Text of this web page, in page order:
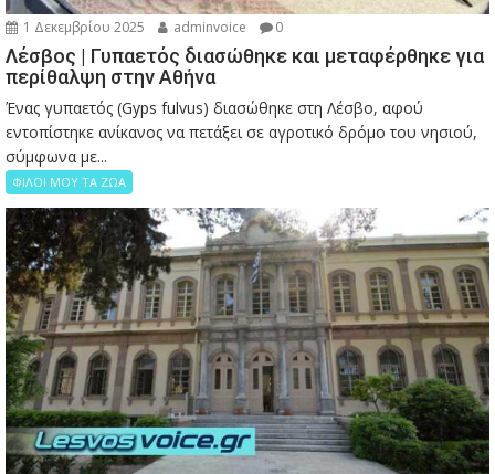
1 Δεκεμβρίου 2025 adminvoice 0
Λέσβος | Γυπαετός διασώθηκε και μεταφέρθηκε για
περίθαλψη στην Αθήνα
Ένας γυπαετός (Gyps fulvus) διασώθηκε στη Λέσβο, αφού
εντοπίστηκε ανίκανος να πετάξει σε αγροτικό δρόμο του νησιού,
σύμφωνα με...
ΦΙΛΟΙ ΜΟΥ ΤΑ ΖΩΑ